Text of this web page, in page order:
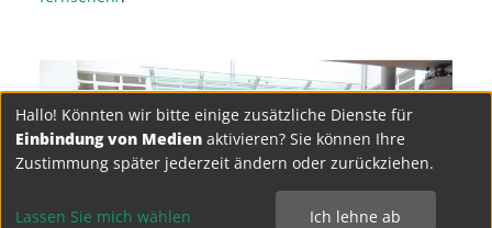
Hallo! Könnten wir bitte einige zusätzliche Dienste für
Einbindung von Medien aktivieren? Sie können Ihre
Zustimmung später jederzeit ändern oder zurückziehen.
Lassen Sie mich wählen Ich lehne ab